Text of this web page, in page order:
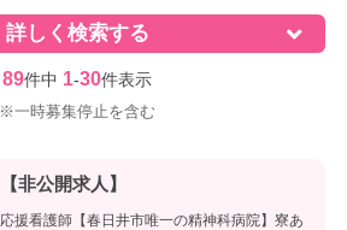
詳しく検索する
89件中 1-30件表示
※一時募集停止を含む
【非公開求人】
応援看護師【春日井市唯一の精神科病院】寮あ